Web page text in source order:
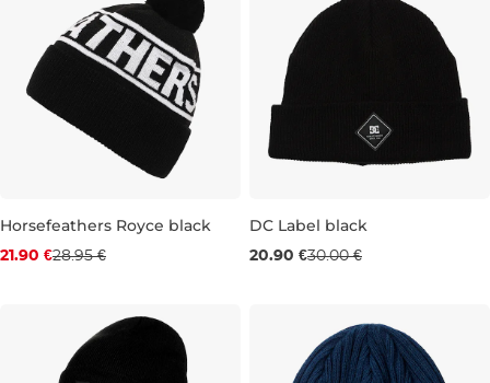
Horsefeathers Royce black
21.90 €28.95 €
DC Label black
20.90 €30.00 €